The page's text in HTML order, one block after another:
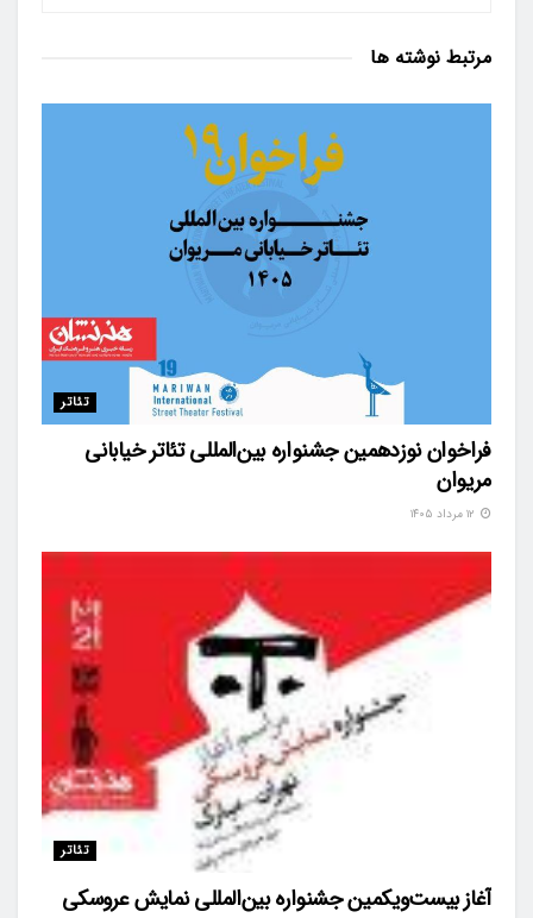
مرتبط نوشته ها
تئاتر
فراخوان نوزدهمین جشنواره بین‌المللی تئاتر خیابانی
مریوان
تئاتر
آغاز بیست‌ویکمین جشنواره بین‌المللی نمایش عروسکی